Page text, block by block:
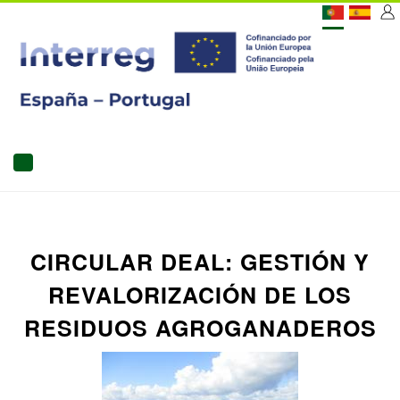
conteúdo
MAIN
CIRCULAR DEAL: GESTIÓN Y
REVALORIZACIÓN DE LOS
RESIDUOS AGROGANADEROS